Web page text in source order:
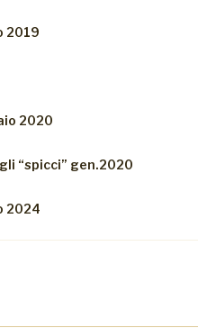
2019
2020
“spicci” gen.2020
2024